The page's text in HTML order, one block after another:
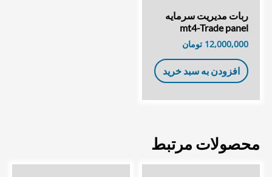
ربات مدیریت سرمایه
mt4-Trade panel
12,000,000 تومان
افزودن به سبد خرید
محصولات مرتبط